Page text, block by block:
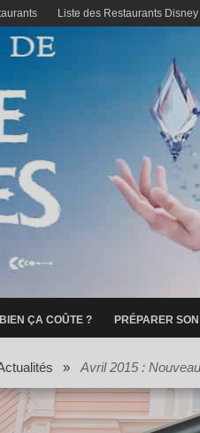
Liste des Restaurants Disney
ÇA COÛTE ? PRÉPARER
» Avril 2015 :